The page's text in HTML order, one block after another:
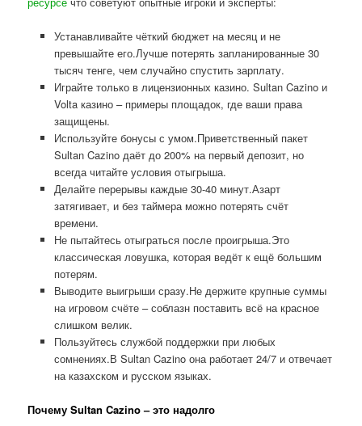
Устанавливайте чёткий бюджет на месяц и не
превышайте его.Лучше потерять запланированные 30
тысяч тенге, чем случайно спустить зарплату.
Играйте только в лицензионных казино. Sultan Cazino и
Volta казино – примеры площадок, где ваши права
защищены.
Используйте бонусы с умом.Приветственный пакет
Sultan Cazino даёт до 200% на первый депозит, но
всегда читайте условия отыгрыша.
Делайте перерывы каждые 30-40 минут.Азарт
затягивает, и без таймера можно потерять счёт
времени.
Не пытайтесь отыграться после проигрыша.Это
классическая ловушка, которая ведёт к ещё большим
потерям.
Выводите выигрыши сразу.Не держите крупные суммы
на игровом счёте – соблазн поставить всё на красное
слишком велик.
Пользуйтесь службой поддержки при любых
сомнениях.В Sultan Cazino она работает 24/7 и отвечает
на казахском и русском языках.
Почему Sultan Cazino – это надолго